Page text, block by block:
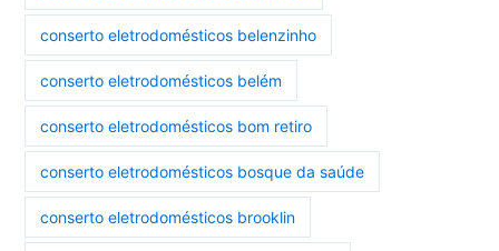
conserto eletrodomésticos belenzinho
conserto eletrodomésticos belém
conserto eletrodomésticos bom retiro
conserto eletrodomésticos bosque da saúde
conserto eletrodomésticos brooklin